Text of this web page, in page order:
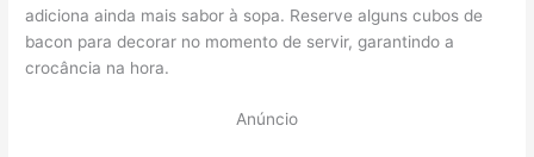
adiciona ainda mais sabor à sopa. Reserve alguns cubos de
bacon para decorar no momento de servir, garantindo a
crocância na hora.
Anúncio